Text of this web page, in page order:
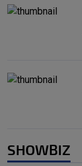
SHOWBIZ